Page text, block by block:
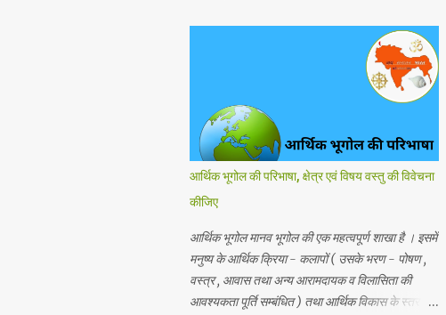
आर्थिक भूगोल की परिभाषा, क्षेत्र एवं विषय वस्तु की विवेचना
कीजिए
आर्थिक भूगोल मानव भूगोल की एक महत्वपूर्ण शाखा है । इसमें
मनुष्य के आर्थिक क्रिया - कलापों ( उसके भरण - पोषण ,
वस्त्र , आवास तथा अन्य आरामदायक व विलासिता की
आवश्यकता पूर्ति सम्बंधित ) तथा आर्थिक विकास के स्तर का